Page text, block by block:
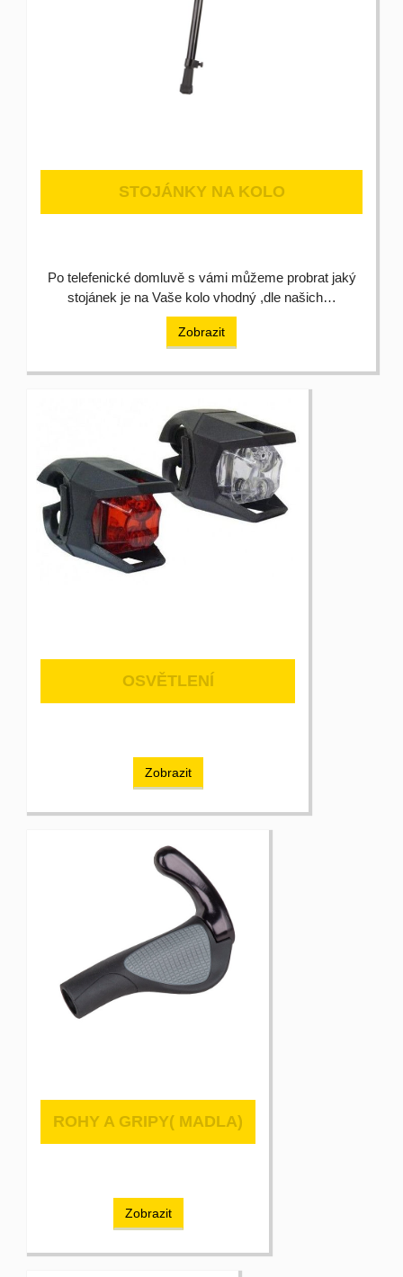
STOJÁNKY NA KOLO
Po telefenické domluvě s vámi můžeme probrat jaký
stojánek je na Vaše kolo vhodný ,dle našich…
Zobrazit
OSVĚTLENÍ
Zobrazit
ROHY A GRIPY( MADLA)
Zobrazit